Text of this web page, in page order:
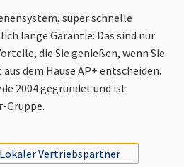
super schnelle
lange Garantie: Das sind nur
die Sie genießen, wenn Sie
dem Hause AP+ entscheiden.
2004 gegründet und ist
Gruppe.
Lokaler Vertriebspartner